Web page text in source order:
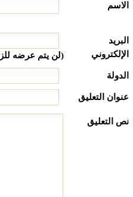
الاسم
البريد
الإلكتروني
(لن يتم عرضه
الدولة
عنوان التعليق
نص التعليق